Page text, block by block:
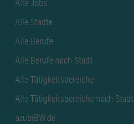
Alle Jobs
Alle Städte
Alle Berufe
Alle Berufe nach Stadt
Alle Tätigkeitsbereiche
Alle Tätigkeitsbereiche nach Stadt
azubiBW.de